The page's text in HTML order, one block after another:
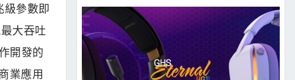
級參數即
大吞吐
開發的
業應用